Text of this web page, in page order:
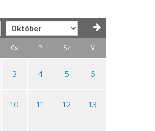
Cs P Sz V
3 4 5 6
10 11 12 13